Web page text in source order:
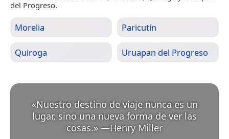
del Progreso.
Morelia Paricutín
Quiroga Uruapan del Progreso
«Nuestro destino de viaje nunca es un
lugar, sino una nueva forma de ver las
cosas.» —Henry Miller